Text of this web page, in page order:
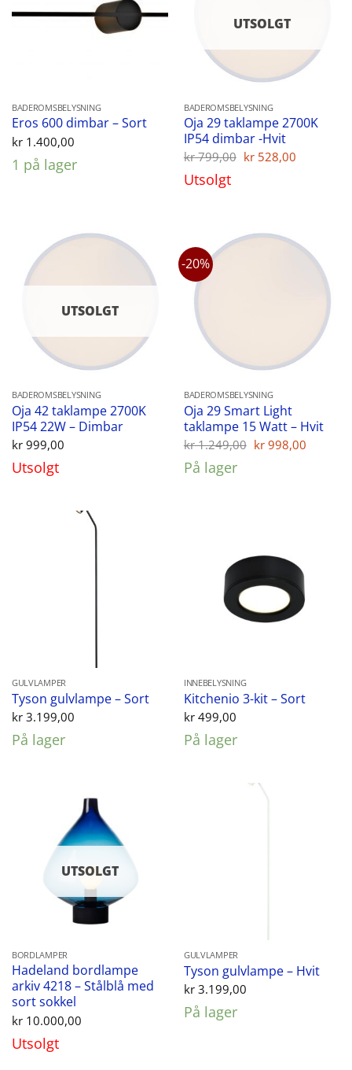
BADEROMSBELYSNING
Eros 600 dimbar – Sort
kr1.400,00
1 på lager
UTSOLGT
BADEROMSBELYSNING
Oja 29 taklampe 2700K
IP54 dimbar -Hvit
kr799,00 Opprinnelig
kr 528,00
Utsolgt
UTSOLGT
BADEROMSBELYSNING
Oja 42 taklampe 2700K
IP54 22W – Dimbar
kr999,00
Utsolgt
-20%
BADEROMSBELYSNING
Oja 29 Smart Light
taklampe 15 Watt – Hvit
kr1.249,00 Opprinnelig
kr 998,00
På lager
GULVLAMPER
Tyson gulvlampe – Sort
kr3.199,00
På lager
INNEBELYSNING
Kitchenio 3-kit – Sort
kr499,00
På lager
UTSOLGT
BORDLAMPER
Hadeland bordlampe
arkiv 4218 – Stålblå med
sort sokkel
kr10.000,00
Utsolgt
GULVLAMPER
Tyson gulvlampe – Hvit
kr3.199,00
På lager